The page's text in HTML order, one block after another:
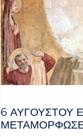
6 ΑΥΓΟΥΣΤΟΥ